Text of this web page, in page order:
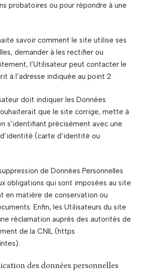
probatoires ou pour répondre à une
savoir comment le site utilise ses
demander à les rectifier ou
l’Utilisateur peut contacter le
à l’adresse indiquée au point 2.
doit indiquer les Données
que le site corrige, mette à
s’identifiant précisément avec une
(carte d’identité ou
de Données Personnelles
obligations qui sont imposées au site
en matière de conservation ou
Enfin, les Utilisateurs du site
réclamation auprès des autorités de
de la CNIL (https
des données personnelles